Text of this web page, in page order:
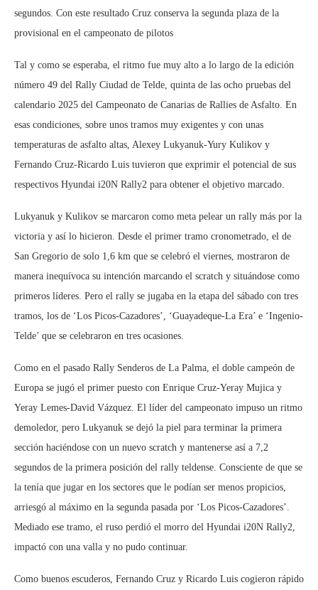
segundos. Con este resultado Cruz conserva la segunda plaza de la
provisional en el campeonato de pilotos
Tal y como se esperaba, el ritmo fue muy alto a lo largo de la edición
número 49 del Rally Ciudad de Telde, quinta de las ocho pruebas del
calendario 2025 del Campeonato de Canarias de Rallies de Asfalto. En
esas condiciones, sobre unos tramos muy exigentes y con unas
temperaturas de asfalto altas, Alexey Lukyanuk-Yury Kulikov y
Fernando Cruz-Ricardo Luis tuvieron que exprimir el potencial de sus
respectivos Hyundai i20N Rally2 para obtener el objetivo marcado.
Lukyanuk y Kulikov se marcaron como meta pelear un rally más por la
victoria y así lo hicieron. Desde el primer tramo cronometrado, el de
San Gregorio de solo 1,6 km que se celebró el viernes, mostraron de
manera inequívoca su intención marcando el scratch y situándose como
primeros líderes. Pero el rally se jugaba en la etapa del sábado con tres
tramos, los de ‘Los Picos-Cazadores’, ‘Guayadeque-La Era’ e ‘Ingenio-
Telde’ que se celebraron en tres ocasiones.
Como en el pasado Rally Senderos de La Palma, el doble campeón de
Europa se jugó el primer puesto con Enrique Cruz-Yeray Mujica y
Yeray Lemes-David Vázquez. El líder del campeonato impuso un ritmo
demoledor, pero Lukyanuk se dejó la piel para terminar la primera
sección haciéndose con un nuevo scratch y mantenerse así a 7,2
segundos de la primera posición del rally teldense. Consciente de que se
la tenía que jugar en los sectores que le podían ser menos propicios,
arriesgó al máximo en la segunda pasada por ‘Los Picos-Cazadores’.
Mediado ese tramo, el ruso perdió el morro del Hyundai i20N Rally2,
impactó con una valla y no pudo continuar.
Como buenos escuderos, Fernando Cruz y Ricardo Luis cogieron rápido